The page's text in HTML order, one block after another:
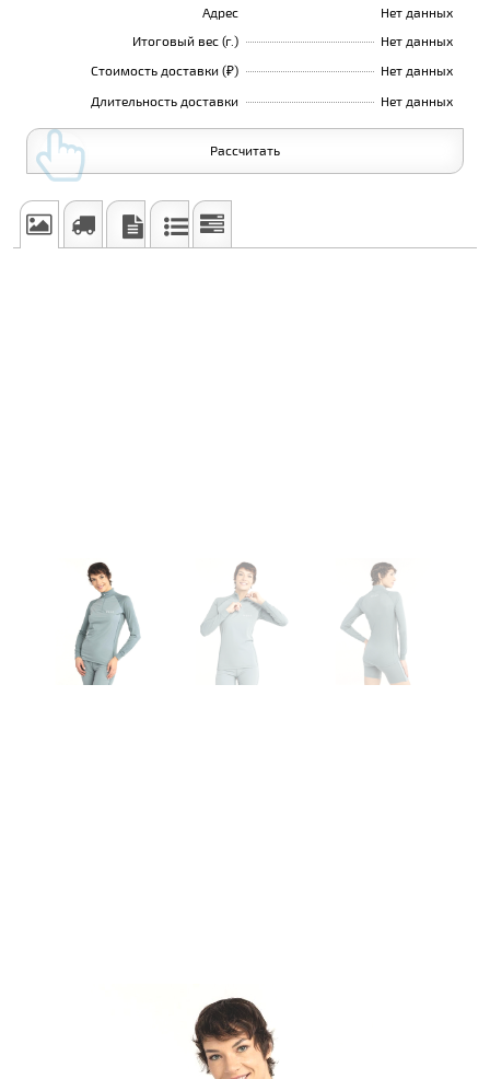
Адрес
Нет данных
Итоговый вес (г.)
Нет данных
Стоимость доставки (₽)
Нет данных
Длительность доставки
Нет данных
Рассчитать